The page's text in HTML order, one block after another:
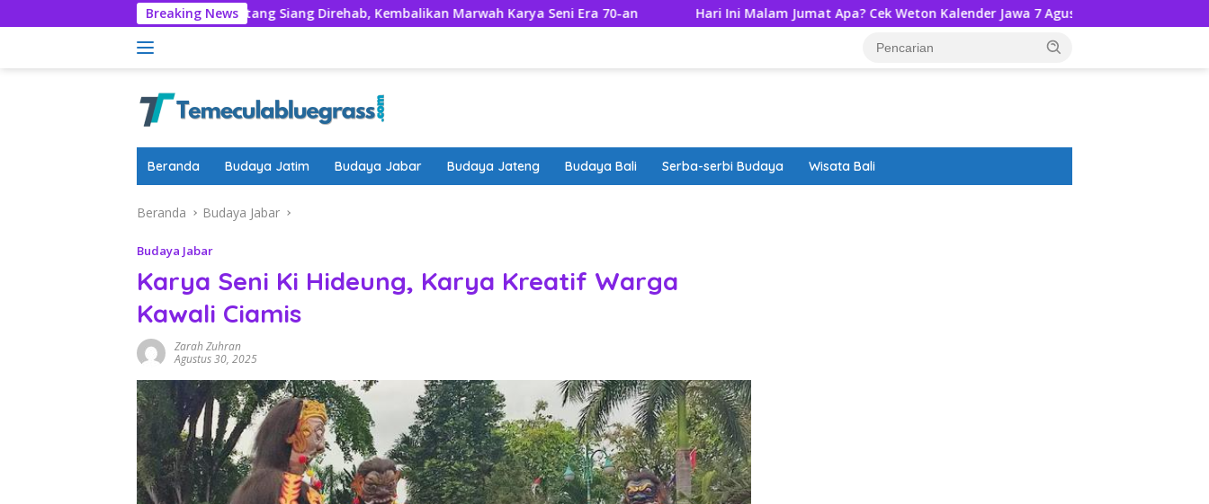
ke
Breaking News
Rumentang Siang Direhab, Kembalikan Marwah Karya Seni Era 70-an Hari Ini Malam Jumat Apa? Cek Weton Kalender Jawa 7 Agustus 2026-Ramalannya!
Beranda Budaya Jatim Budaya Jabar Budaya Jateng Budaya Bali Serba-serbi Budaya Wisata Bali
Beranda Budaya Jabar
Budaya Jabar
Karya Seni Ki Hideung, Karya Kreatif Warga
Kawali Ciamis
Zarah Zuhran
Agustus 30, 2025